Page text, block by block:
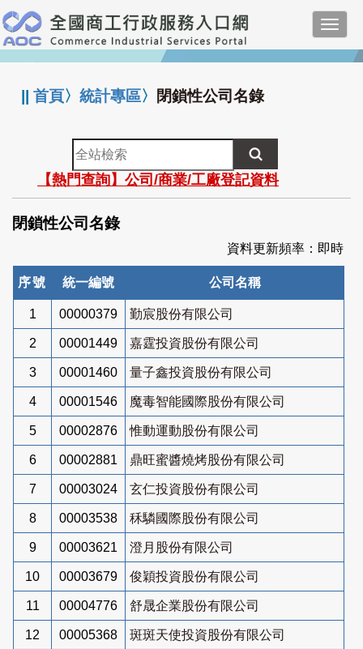
跳
到
主
要
:::
||首頁〉統計專區〉 閉鎖性公司名錄
全
站
檢
索
【熱門查詢】公司/商業/工廠登記資料
閉鎖性公司名錄
資料更新頻率：即時
序號 統一編號 公司名稱
1 00000379 勤宸股份有限公司
2 00001449 嘉霆投資股份有限公司
3 00001460 量子鑫投資股份有限公司
4 00001546 魔毒智能國際股份有限公司
5 00002876 惟動運動股份有限公司
6 00002881 鼎旺蜜醬燒烤股份有限公司
7 00003024 玄仁投資股份有限公司
8 00003538 秝驎國際股份有限公司
9 00003621 澄月股份有限公司
10 00003679 俊穎投資股份有限公司
11 00004776 舒晟企業股份有限公司
12 00005368 斑斑天使投資股份有限公司